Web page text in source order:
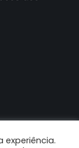
experiência.